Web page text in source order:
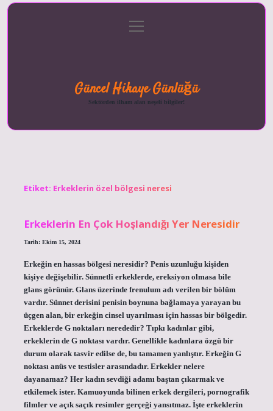
menüyü
aç
Güncel Hikaye Günlüğü
Sektörden ilham alan neşeli bilgiler!
Etiket: Erkeklerin özel bölgesi neresi
Erkeklerin En Çok Hoşlandığı Yer Neresidir
Tarih: Ekim 15, 2024
Erkeğin en hassas bölgesi neresidir? Penis uzunluğu kişiden
kişiye değişebilir. Sünnetli erkeklerde, ereksiyon olmasa bile
glans görünür. Glans üzerinde frenulum adı verilen bir bölüm
vardır. Sünnet derisini penisin boynuna bağlamaya yarayan bu
üçgen alan, bir erkeğin cinsel uyarılması için hassas bir bölgedir.
Erkeklerde G noktaları nerededir? Tıpkı kadınlar gibi,
erkeklerin de G noktası vardır. Genellikle kadınlara özgü bir
durum olarak tasvir edilse de, bu tamamen yanlıştır. Erkeğin G
noktası anüs ve testisler arasındadır. Erkekler nelere
dayanamaz? Her kadın sevdiği adamı baştan çıkarmak ve
etkilemek ister. Kamuoyunda bilinen erkek dergileri, pornografik
filmler ve açık saçık resimler gerçeği yansıtmaz. İşte erkeklerin